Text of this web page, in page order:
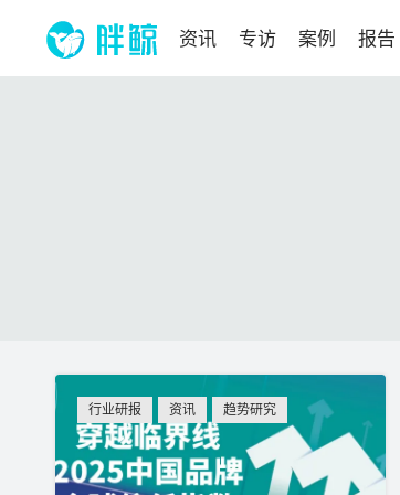
资讯 专访 案例 报告
行业研报 资讯 趋势研究